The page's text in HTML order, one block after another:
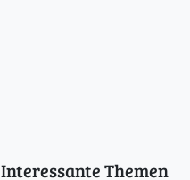
Interessante Themen